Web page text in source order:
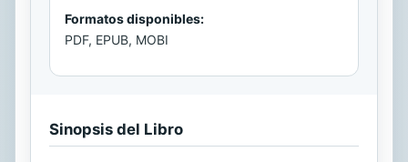
Formatos disponibles:
PDF, EPUB, MOBI
Sinopsis del Libro